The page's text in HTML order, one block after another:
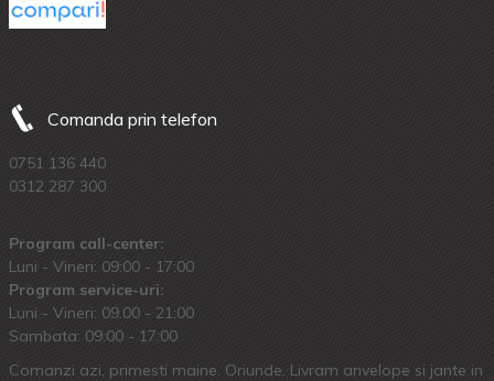
Comanda prin telefon
0751 136 440
0312 287 300
Program call-center:
Luni - Vineri: 09:00 - 17:00
Program service-uri:
Luni - Vineri: 09.00 - 21:00
Sambata: 09:00 - 17:00
Comanzi azi, primesti maine. Oriunde. Livram anvelope si jante in